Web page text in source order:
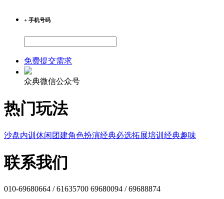
+ 手机号码
免费提交需求
众典微信公众号
热门玩法
沙盘内训 休闲团建角色扮演经典必选拓展培训 经典趣味
联系我们
010-69680664 / 61635700 69680094 / 69688874